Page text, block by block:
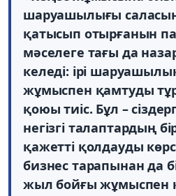
шаруашылығы
қатысып отырғанын
мәселеге тағы да
келеді: ірі
жұмыспен қамтуды
қоюы тиіс. Бұл –
негізгі талаптардың
қажетті қолдауды
бизнес тарапынан да
жыл бойғы жұмыспен